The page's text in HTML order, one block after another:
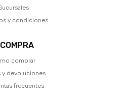
y condiciones
COMPRA
comprar
y devoluciones
frecuentes